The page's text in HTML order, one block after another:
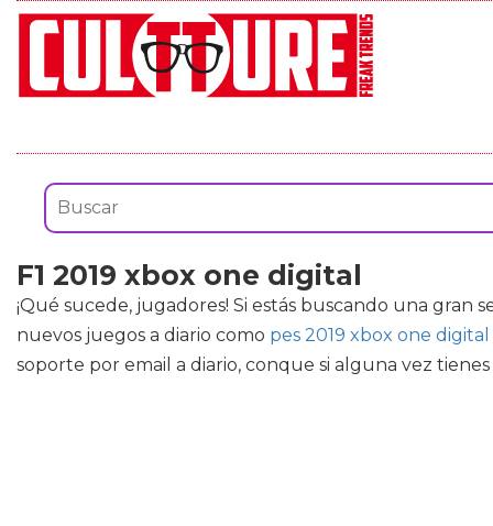
F1 2019 xbox one digital
¡Qué sucede, jugadores! Si estás buscando una gran
nuevos juegos a diario como pes 2019 xbox one digital
soporte por email a diario, conque si alguna vez